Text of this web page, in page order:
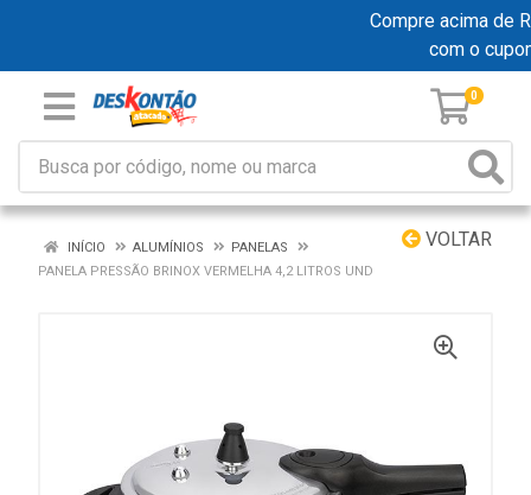
Compre acima de
com o
0
VOLTAR
INÍCIO ALUMÍNIOS
PANELAS
PANELA PRESSÃO BRINOX VERMELHA 4,2 LITROS UND